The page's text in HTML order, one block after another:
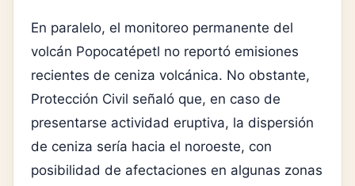
En paralelo, el monitoreo permanente del
volcán Popocatépetl no reportó emisiones
recientes de ceniza volcánica. No obstante,
Protección Civil señaló que, en caso de
presentarse actividad eruptiva, la dispersión
de ceniza sería hacia el noroeste, con
posibilidad de afectaciones en algunas zonas